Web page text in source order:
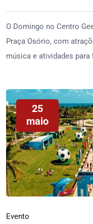
O Domingo no Centro
Praça Osório, com
música e atividades
25
maio
Evento